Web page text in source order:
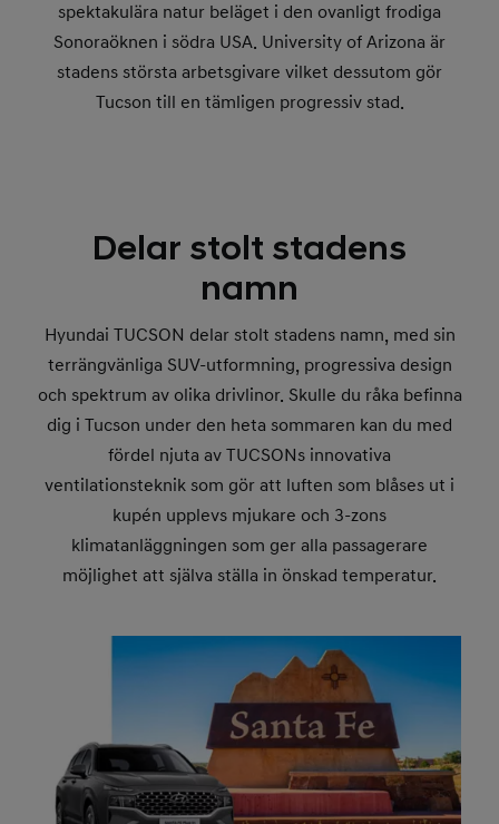
spektakulära natur beläget i den ovanligt frodiga
Sonoraöknen i södra USA. University of Arizona är
stadens största arbetsgivare vilket dessutom gör
Tucson till en tämligen progressiv stad.
Delar stolt stadens
namn
Hyundai TUCSON delar stolt stadens namn, med sin
terrängvänliga SUV-utformning, progressiva design
och spektrum av olika drivlinor. Skulle du råka befinna
dig i Tucson under den heta sommaren kan du med
fördel njuta av TUCSONs innovativa
ventilationsteknik som gör att luften som blåses ut i
kupén upplevs mjukare och 3-zons
klimatanläggningen som ger alla passagerare
möjlighet att själva ställa in önskad temperatur.